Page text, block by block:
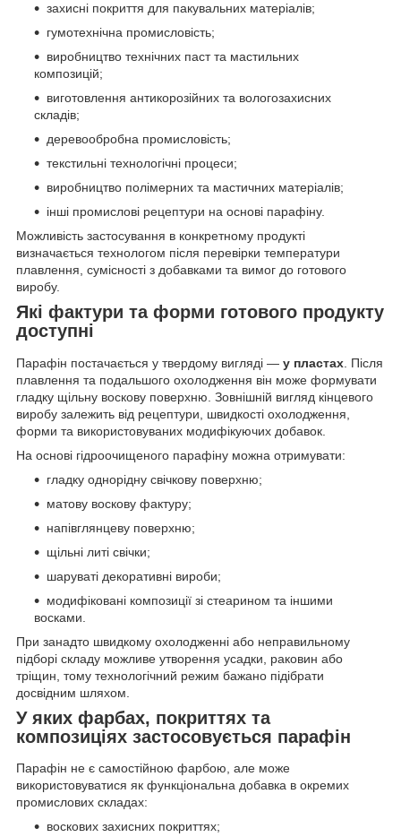
захисні покриття для пакувальних матеріалів;
гумотехнічна промисловість;
виробництво технічних паст та мастильних
композицій;
виготовлення антикорозійних та вологозахисних
складів;
деревообробна промисловість;
текстильні технологічні процеси;
виробництво полімерних та мастичних матеріалів;
інші промислові рецептури на основі парафіну.
Можливість застосування в конкретному продукті
визначається технологом після перевірки температури
плавлення, сумісності з добавками та вимог до готового
виробу.
Які фактури та форми готового продукту
доступні
Парафін постачається у твердому вигляді — у пластах . Після
плавлення та подальшого охолодження він може формувати
гладку щільну воскову поверхню. Зовнішній вигляд кінцевого
виробу залежить від рецептури, швидкості охолодження,
форми та використовуваних модифікуючих добавок.
На основі гідроочищеного парафіну можна отримувати:
гладку однорідну свічкову поверхню;
матову воскову фактуру;
напівглянцеву поверхню;
щільні литі свічки;
шаруваті декоративні вироби;
модифіковані композиції зі стеарином та іншими
восками.
При занадто швидкому охолодженні або неправильному
підборі складу можливе утворення усадки, раковин або
тріщин, тому технологічний режим бажано підібрати
досвідним шляхом.
У яких фарбах, покриттях та
композиціях застосовується парафін
Парафін не є самостійною фарбою, але може
використовуватися як функціональна добавка в окремих
промислових складах:
воскових захисних покриттях;